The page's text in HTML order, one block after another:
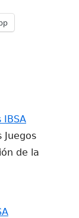
en
IBSA
Juegos
de la